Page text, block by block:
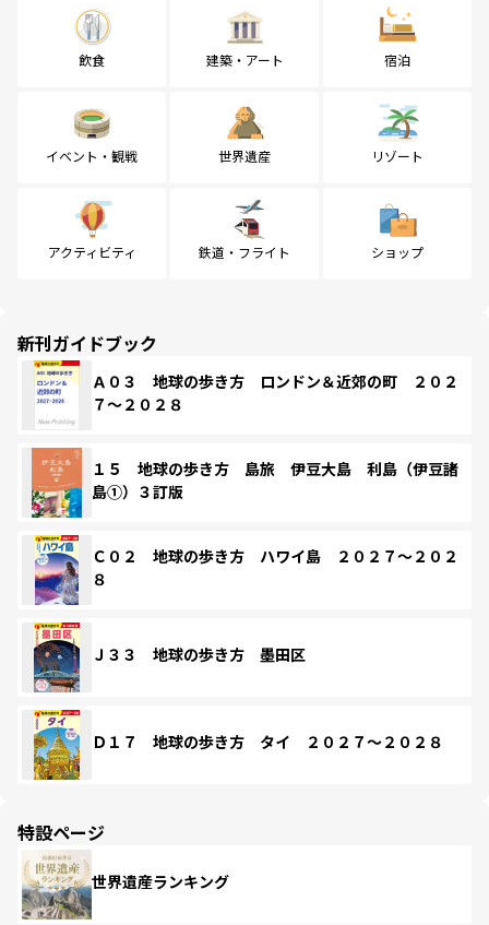
飲食 建築・アート 宿泊
イベント・観戦 世界遺産 リゾート
アクティビティ 鉄道・フライト ショップ
新刊ガイドブック
Ａ０３ 地球の歩き方 ロンドン＆近郊の町 ２０２
７～２０２８
１５ 地球の歩き方 島旅 伊豆大島 利島（伊豆諸
島①）３訂版
Ｃ０２ 地球の歩き方 ハワイ島 ２０２７～２０２
８
Ｊ３３ 地球の歩き方 墨田区
Ｄ１７ 地球の歩き方 タイ ２０２７～２０２８
特設ページ
世界遺産ランキング